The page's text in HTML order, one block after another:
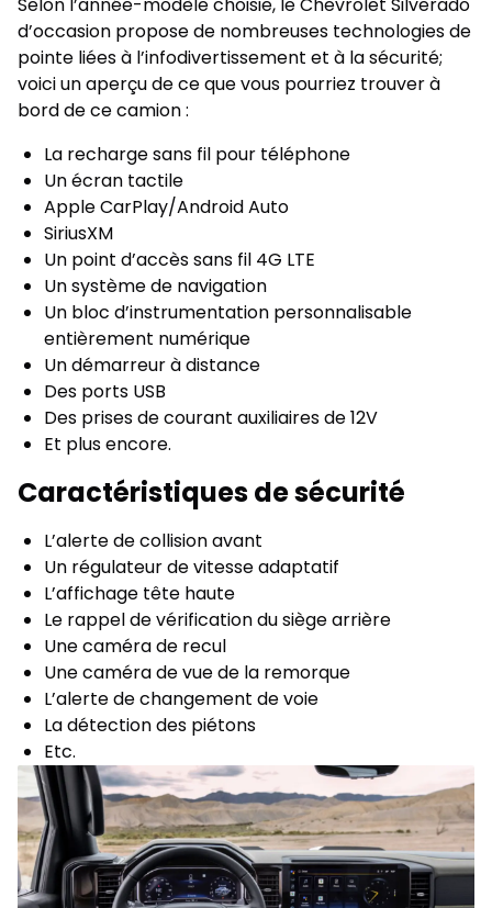
Selon l’année-modèle choisie, le Chevrolet Silverado
d’occasion propose de nombreuses technologies de
pointe liées à l’infodivertissement et à la sécurité;
voici un aperçu de ce que vous pourriez trouver à
bord de ce camion :
La recharge sans fil pour téléphone
Un écran tactile
Apple CarPlay/Android Auto
SiriusXM
Un point d’accès sans fil 4G LTE
Un système de navigation
Un bloc d’instrumentation personnalisable
entièrement numérique
Un démarreur à distance
Des ports USB
Des prises de courant auxiliaires de 12V
Et plus encore.
Caractéristiques de sécurité
L’alerte de collision avant
Un régulateur de vitesse adaptatif
L’affichage tête haute
Le rappel de vérification du siège arrière
Une caméra de recul
Une caméra de vue de la remorque
L’alerte de changement de voie
La détection des piétons
Etc.